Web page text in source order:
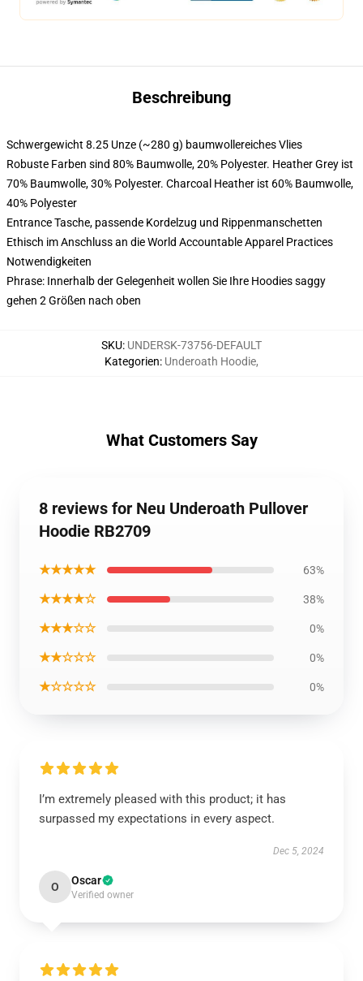
Beschreibung
Schwergewicht 8.25 Unze (~280 g) baumwollereiches Vlies
Robuste Farben sind 80% Baumwolle, 20% Polyester. Heather Grey ist
70% Baumwolle, 30% Polyester. Charcoal Heather ist 60% Baumwolle,
40% Polyester
Entrance Tasche, passende Kordelzug und Rippenmanschetten
Ethisch im Anschluss an die World Accountable Apparel Practices
Notwendigkeiten
Phrase: Innerhalb der Gelegenheit wollen Sie Ihre Hoodies saggy
gehen 2 Größen nach oben
SKU: UNDERSK-73756-DEFAULT
Kategorien: Underoath Hoodie,
What Customers Say
8 reviews for Neu Underoath Pullover
Hoodie RB2709
★★★★★ 63%
★★★★☆ 38%
★★★☆☆ 0%
★★☆☆☆ 0%
★☆☆☆☆ 0%
I’m extremely pleased with this product; it has
surpassed my expectations in every aspect.
Dec 5, 2024
O Oscar
Verified owner